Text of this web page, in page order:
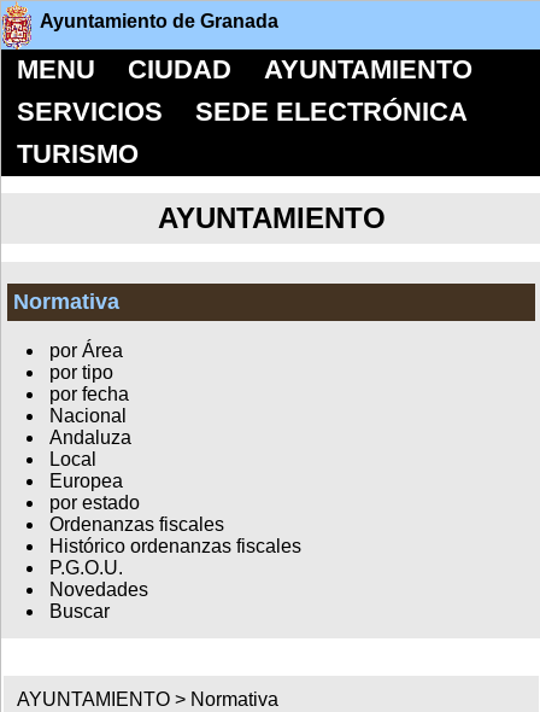
Ayuntamiento de Granada
MENU CIUDAD
AYUNTAMIENTO
SERVICIOS
SEDE ELECTRÓNICA
TURISMO
AYUNTAMIENTO
Normativa
por Área
por tipo
por fecha
Nacional
Andaluza
Local
Europea
por estado
Ordenanzas fiscales
Histórico ordenanzas fiscales
P.G.O.U.
Novedades
Buscar
AYUNTAMIENTO > Normativa